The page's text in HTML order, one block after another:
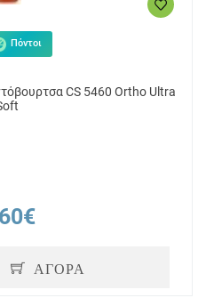
Πόντοι
CS 5460 Ortho Ultra
ΑΓΟΡΑ